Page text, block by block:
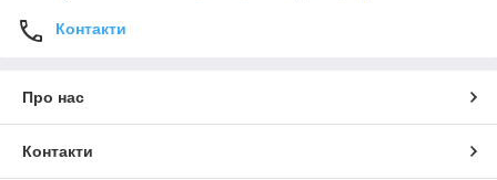
Контакти
Про нас
Контакти